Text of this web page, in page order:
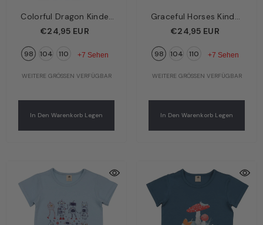
Colorful Dragon Kinder
T-Shirt Hellblau –
Baumwolle GOTS |
€24,95 EUR
98 104 110 +7 Sehen
WEITERE GRÖSSEN VERFÜGBAR
In Den Warenkorb Legen
Graceful Horses Kinder
T-Shirt Rosa –
& Ponys | Bio-
Walkiddy
€24,95 EUR
98 104 110 +7 Sehen
WEITERE GRÖSSEN VERFÜGBAR
In Den Warenkorb Legen